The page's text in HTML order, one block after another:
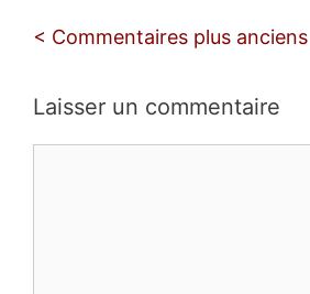
Navigation
commentaires
< Commentaires plus anciens
Laisser un commentaire